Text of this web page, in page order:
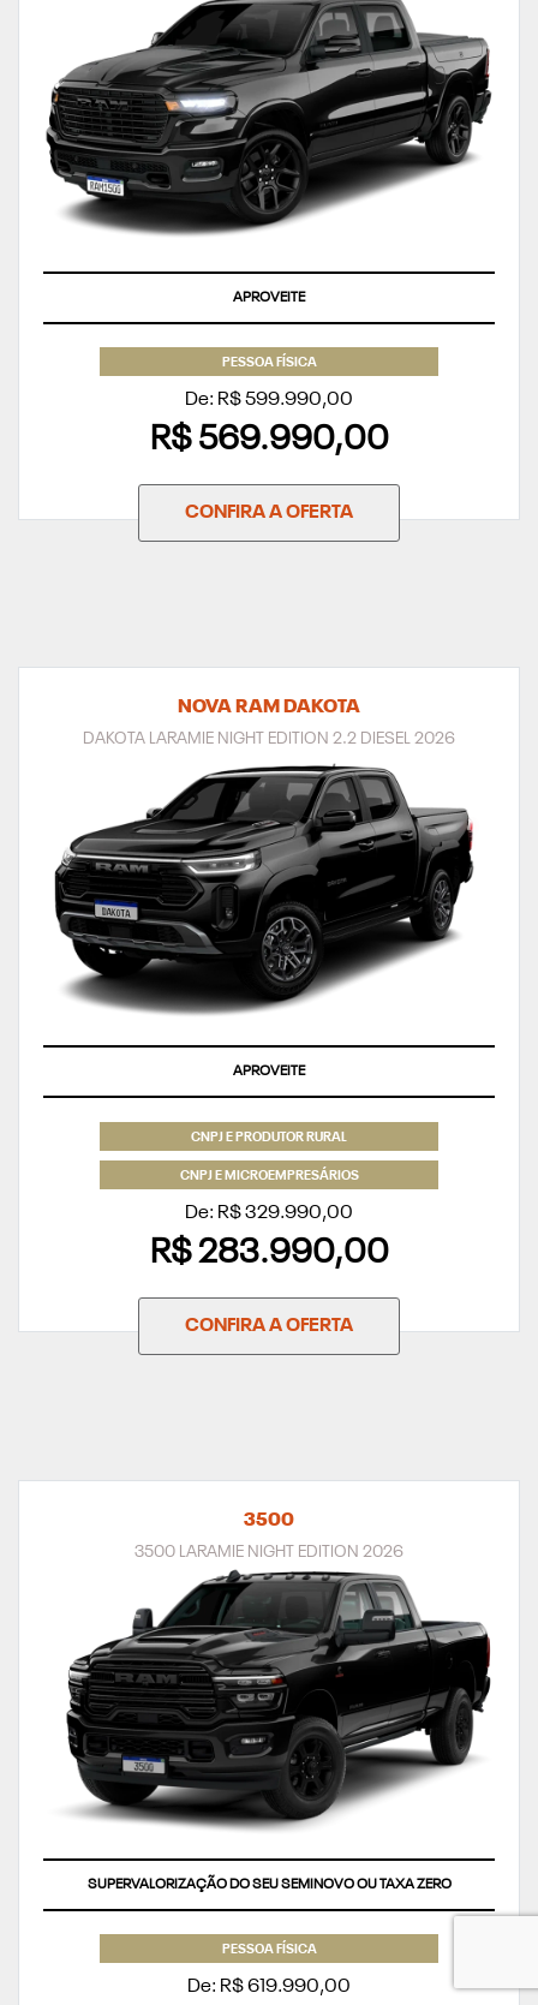
APROVEITE
PESSOA FÍSICA
De: R$ 599.990,00
R$ 569.990,00
CONFIRA A OFERTA
NOVA RAM DAKOTA
DAKOTA LARAMIE NIGHT EDITION 2.2 DIESEL 2026
APROVEITE
CNPJ E PRODUTOR RURAL
CNPJ E MICROEMPRESÁRIOS
De: R$ 329.990,00
R$ 283.990,00
CONFIRA A OFERTA
3500
3500 LARAMIE NIGHT EDITION 2026
SUPERVALORIZAÇÃO DO SEU SEMINOVO OU TAXA ZERO
PESSOA FÍSICA
De: R$ 619.990,00